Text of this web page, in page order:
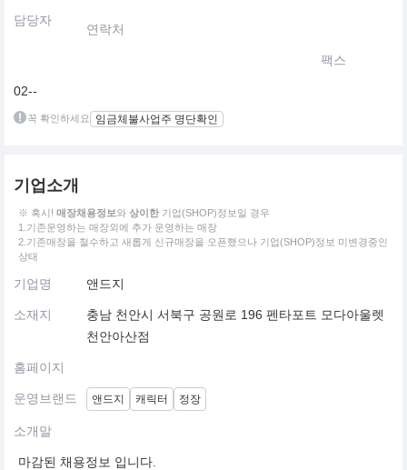
담당자
연락처
팩스
02--
꼭 확인하세요 임금체불사업주 명단확인
기업소개
※ 혹시! 매장채용정보와 상이한 기업(SHOP)정보일 경우
1.기존운영하는 매장외에 추가 운영하는 매장
2.기존매장을 철수하고 새롭게 신규매장을 오픈했으나 기업(SHOP)정보 미변경중인
상태
기업명 앤드지
소재지
충남 천안시 서북구 공원로 196 펜타포트 모다아울렛
천안아산점
홈페이지
운영브랜드 앤드지 캐릭터 정장
소개말
마감된 채용정보 입니다.